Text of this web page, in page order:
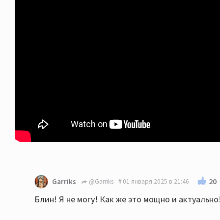
Garriks @Garriks 01 января 2025 в 21:46 20
Блин! Я не могу! Как же это мощно и